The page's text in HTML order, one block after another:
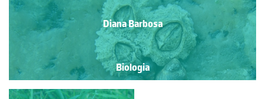
Diana Barbosa
Biologia